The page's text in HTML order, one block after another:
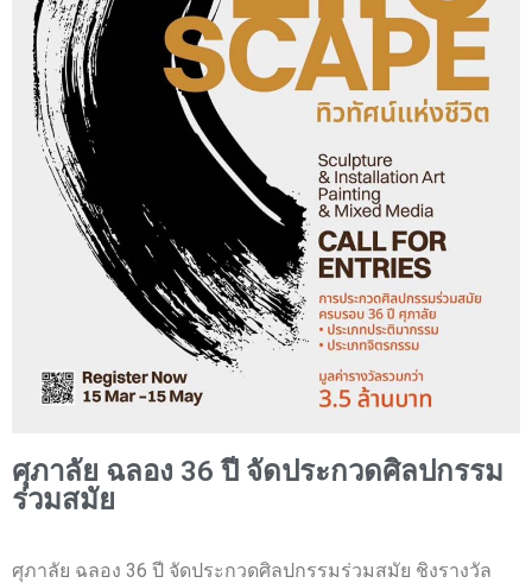
ศุภาลัย ฉลอง 36 ปี จัดประกวดศิลปกรรม
ร่วมสมัย
ศุภาลัย ฉลอง 36 ปี จัดประกวดศิลปกรรมร่วมสมัย ชิงรางวัล